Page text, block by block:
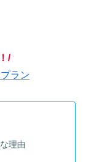
/
ラン
理由